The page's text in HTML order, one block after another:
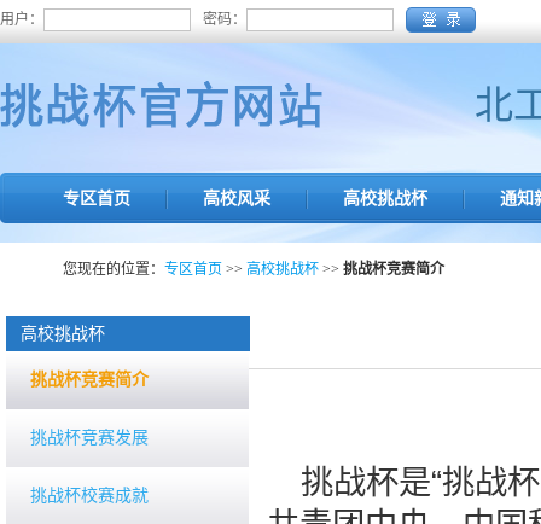
用户： 密码：
北
专区首页 高校风采 高校挑战杯 通知
您现在的位置： 专区首页 >> 高校挑战杯 >> 挑战杯竞赛简介
高校挑战杯
挑战杯竞赛简介
挑战杯竞赛发展
挑战杯校赛成就
挑战杯是“挑战